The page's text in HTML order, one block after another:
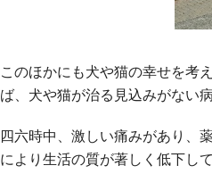
このほかにも犬や猫の幸せを考
ば、犬や猫が治る見込みがない
四六時中、激しい痛みがあり、
により生活の質が著しく低下し